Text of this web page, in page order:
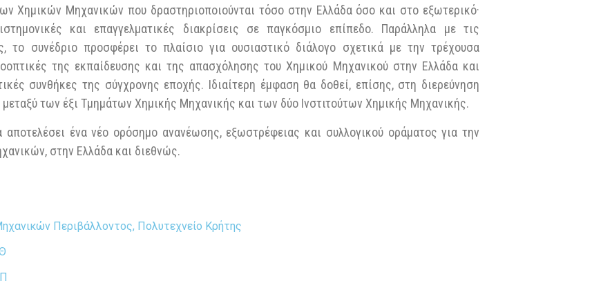
Χημικών Μηχανικών που δραστηριοποιούνται τόσο στην Ελλάδα όσο και στο εξωτερικό·
και επαγγελματικές διακρίσεις σε παγκόσμιο επίπεδο. Παράλληλα με τις
το συνέδριο προσφέρει το πλαίσιο για ουσιαστικό διάλογο σχετικά με την τρέχουσα
της εκπαίδευσης και της απασχόλησης του Χημικού Μηχανικού στην Ελλάδα και
συνθήκες της σύγχρονης εποχής. Ιδιαίτερη έμφαση θα δοθεί, επίσης, στη διερεύνηση
των έξι Τμημάτων Χημικής Μηχανικής και των δύο Ινστιτούτων Χημικής Μηχανικής.
ένα νέο ορόσημο ανανέωσης, εξωστρέφειας και συλλογικού οράματος για την
στην Ελλάδα και διεθνώς.
Περιβάλλοντος, Πολυτεχνείο Κρήτης